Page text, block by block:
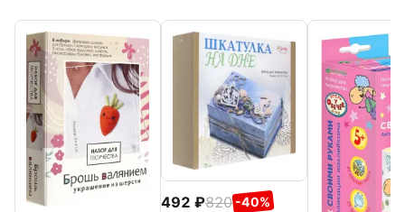
492 820 -40%